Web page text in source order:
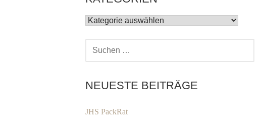
KATEGORIEN
NEUESTE BEITRÄGE
JHS PackRat